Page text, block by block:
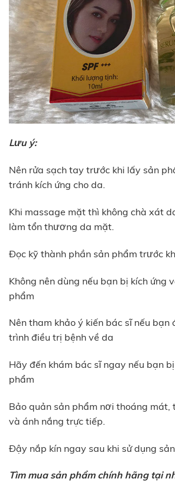
Lưu ý:
Nên rửa sạch tay trước khi lấy sản
tránh kích ứng cho da.
Khi massage mặt thì không chà xát
làm tổn thương da mặt.
Đọc kỹ thành phần sản phẩm trước
Không nên dùng nếu bạn bị kích ứng
phẩm
Nên tham khảo ý kiến bác sĩ nếu bạn
trình điều trị bệnh về da
Hãy đến khám bác sĩ ngay nếu bạn
phẩm
Bảo quản sản phẩm nơi thoáng mát,
và ánh nắng trực tiếp.
Đậy nắp kín ngay sau khi sử dụng sản
Tìm mua sản phẩm chính hãng tại